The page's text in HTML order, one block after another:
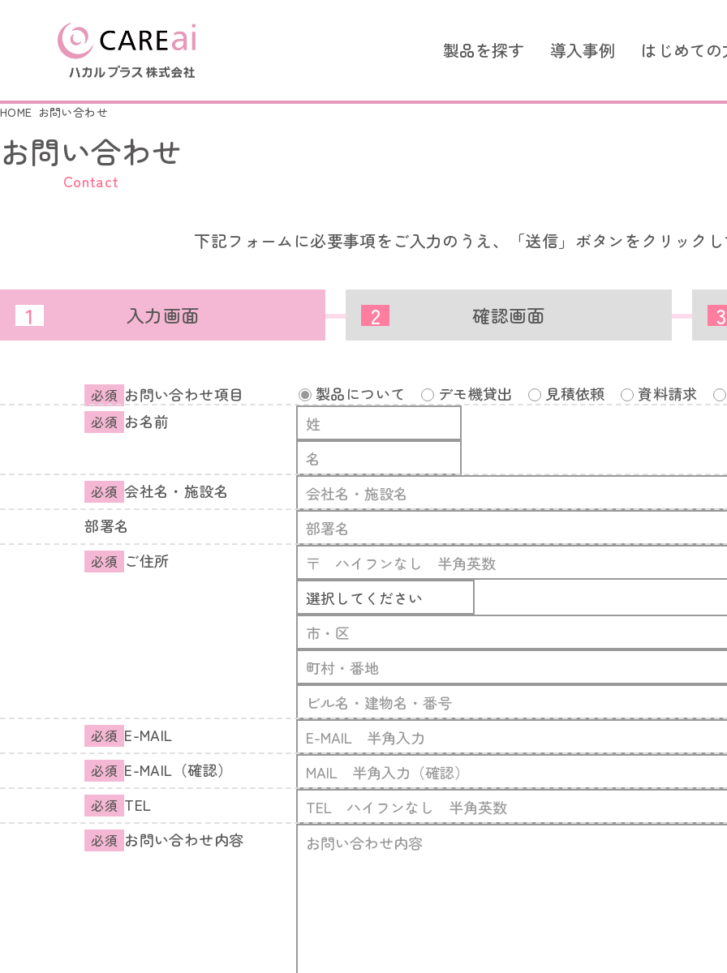
製品を探す
製品を探す
簡易ナースコール コンセントコール
ふむふむセンサー
超音波センサー
起き上がりセンサー
コールスイッチ
徘徊キャッチ
導入事例
導入事例
ふむふむセンサー
超音波センサー
徘徊キャッチ
はじめて
はじめての方へ
会社情報
HOME お問い合わせ
お問い合わせ
Contact
下記フォームに必要事項をご入力のうえ、「送信」ボタンをクリック
1 入力画面 2 確認画面 3
必須 お問い合わせ項目 製品について デモ機貸出 見積依頼 資料請求
必須 お名前
必須 会社名・施設名
部署名
必須 ご住所
必須 E-MAIL
必須 E-MAIL （確認）
必須 TEL
必須 お問い合わせ内容